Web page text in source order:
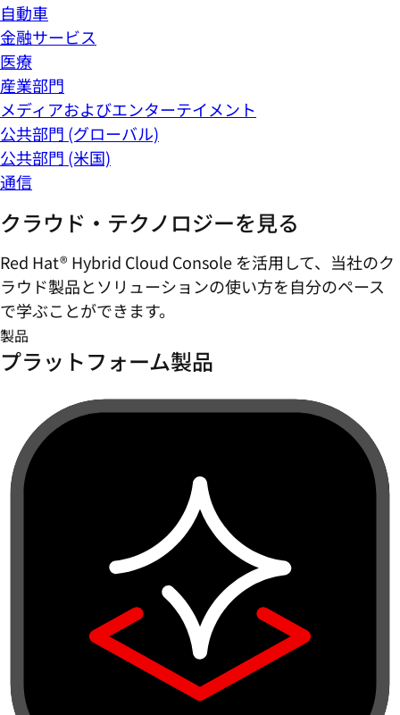
自動車
金融サービス
医療
産業部門
メディアおよびエンターテイメント
公共部門 (グローバル)
公共部門 (米国)
通信
クラウド・テクノロジーを見る
Red Hat® Hybrid Cloud Console を活用して、当社のク
ラウド製品とソリューションの使い方を自分のペース
で学ぶことができます。
製品
プラットフォーム製品